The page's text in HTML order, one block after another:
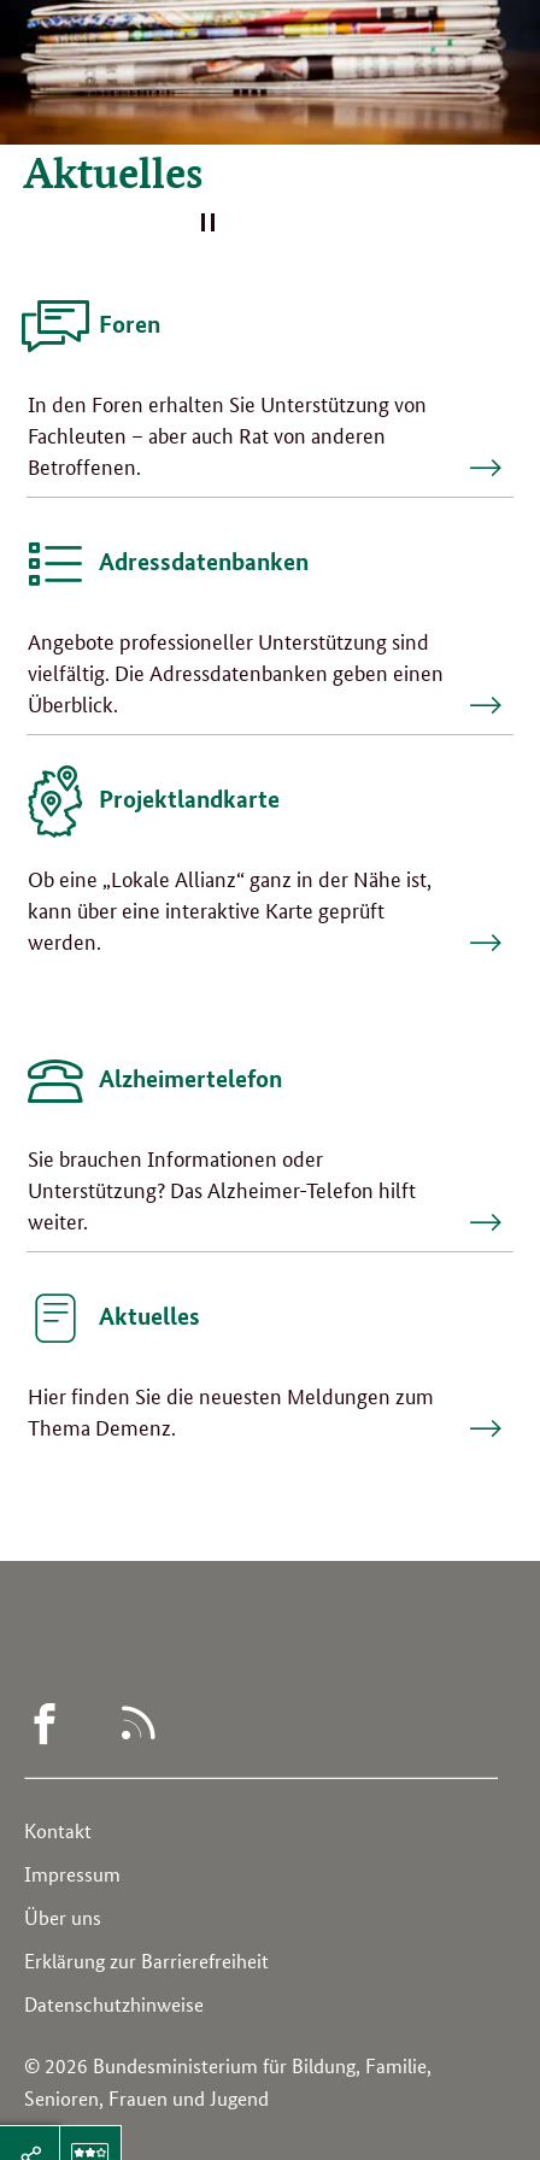
Aktuelles
Foren
In den Foren erhalten Sie Unterstützung von
Fachleuten – aber auch Rat von anderen
Betroffenen.
Adressdatenbanken
Angebote professioneller Unterstützung sind
vielfältig. Die Adressdatenbanken geben einen
Überblick.
Projektlandkarte
Ob eine „Lokale Allianz“ ganz in der Nähe ist,
kann über eine interaktive Karte geprüft
werden.
Alzheimertelefon
Sie brauchen Informationen oder
Unterstützung? Das Alzheimer-Telefon hilft
weiter.
Aktuelles
Hier finden Sie die neuesten Meldungen zum
Thema Demenz.
Seitenleiste:
WEGWEISER
© 2026 Bundesministerium für Bildung, Familie,
Senioren, Frauen und Jugend
Service
Navigation
Kontakt
Impressum
Über uns
Erklärung zur Barrierefreiheit
Datenschutzhinweise